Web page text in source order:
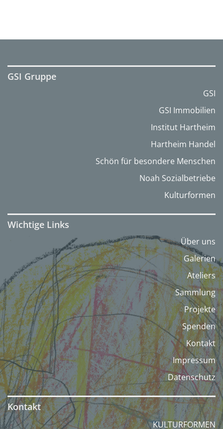
GSI Gruppe
GSI
GSI Immobilien
Institut Hartheim
Hartheim Handel
Schön für besondere Menschen
Noah Sozialbetriebe
Kulturformen
Wichtige Links
Über uns
Galerien
Ateliers
Sammlung
Projekte
Spenden
Kontakt
Impressum
Datenschutz
Kontakt
KULTURFORMEN